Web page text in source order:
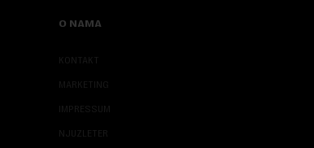
O NAMA
KONTAKT
MARKETING
IMPRESSUM
NJUZLETER